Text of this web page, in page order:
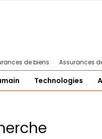
de biens Assurances
Technologies